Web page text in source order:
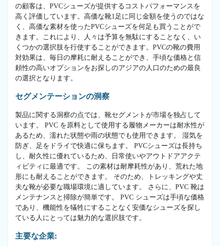
の顧客は、PVCシューズが提供するコストパフォーマンスを
高く評価しています。高価な靴1足に同じ金額を使うのではな
く、高価な素材を使ったPVCシューズを何足も買うことがで
きます。これにより、人々は予算を無駄にすることなく、い
くつかの選択肢を行使することができます。PVCの靴の費用
対効果は、毎日の摩耗に耐えることができ、手頃な価格と信
頼性の高いオプションをお探しのアジアの人口のための最良
の選択となります。
セグメンテーションの洞察
製品に関する洞察の点では、靴セグメントが市場を独占して
います。 PVC を原料として使用する履物メーカーは耐水性が
あるため、濡れた状態や雨の状態でも使用できます。 湿気を
防ぎ、足をドライで快適に保ちます。 PVCシューズは長持ち
し、耐久性に優れているため、日常使いやアウトドアアクテ
ィビティに最適です。 この素材は耐摩耗性があり、荒れた地
形にも耐えることができます。 そのため、トレッキングや丈
夫な靴が必要な職場環境に適しています。 さらに、PVC 靴は
メンテナンスと掃除が簡単です。 PVC シューズは手頃な価格
であり、機能性を犠牲にすることなく安価なシューズを探し
ている人にとっては魅力的な選択肢です。
主要な企業: